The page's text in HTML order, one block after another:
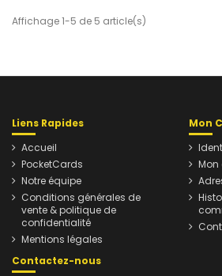
Affichage 1-5 de 5 article(s)
Liens Rapides
Accueil
PocketCards
Notre équipe
Conditions générales de
vente & politique de
confidentialité
Mentions légales
Mon
Contactez-nous